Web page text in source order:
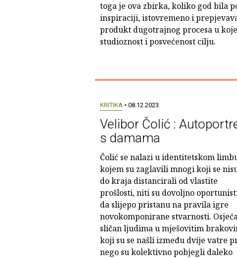
toga je ova zbirka, koliko god bila
inspiraciji, istovremeno i
produkt dugotrajnog procesa u
studioznost i posvećenost cilju.
KRITIKA• 08.12.2023.
Velibor Čolić :
s damama
Čolić se nalazi u identitetskom
kojem su zaglavili mnogi koji se
do kraja distancirali od vlastite
prošlosti, niti su dovoljno
da slijepo pristanu na pravila igre
novokomponirane stvarnosti.
sličan ljudima u mješovitim
koji su se našli između dvije vatre
nego su kolektivno pobjegli daleko